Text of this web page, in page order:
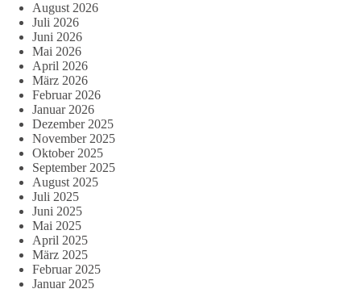
August 2026
Juli 2026
Juni 2026
Mai 2026
April 2026
März 2026
Februar 2026
Januar 2026
Dezember 2025
November 2025
Oktober 2025
September 2025
August 2025
Juli 2025
Juni 2025
Mai 2025
April 2025
März 2025
Februar 2025
Januar 2025